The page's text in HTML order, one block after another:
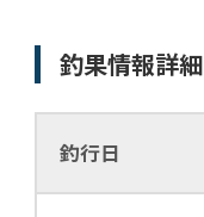
釣果情報詳細
釣行日